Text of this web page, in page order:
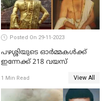
Posted On 29-11-2023
പഴശ്ശിയുടെ ഓര്‍മ്മകള്‍ക്ക്
ഇന്നേക്ക് 218 വയസ്
1 Min Read View All